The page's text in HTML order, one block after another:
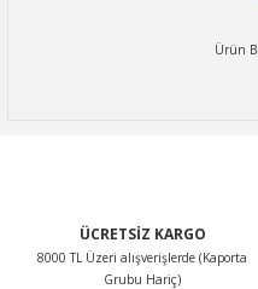
Ürün
ÜCRETSİZ KARGO
8000 TL Üzeri alışverişlerde (Kaporta
Grubu Hariç)